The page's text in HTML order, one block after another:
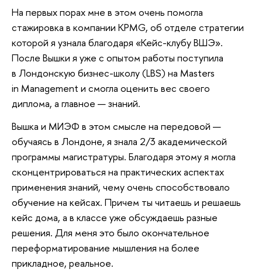
На первых порах мне в этом очень помогла
стажировка в компании KPMG, об отделе стратегии
которой я узнала благодаря «Кейс-клубу ВШЭ».
После Вышки я уже с опытом работы поступила
в Лондонскую бизнес-школу (LBS) на Masters
in Management и смогла оценить вес своего
диплома, а главное — знаний.
Вышка и МИЭФ в этом смысле на передовой —
обучаясь в Лондоне, я знала 2/3 академической
программы магистратуры. Благодаря этому я могла
сконцентрироваться на практических аспектах
применения знаний, чему очень способствовало
обучение на кейсах. Причем ты читаешь и решаешь
кейс дома, а в классе уже обсуждаешь разные
решения. Для меня это было окончательное
переформатирование мышления на более
прикладное, реальное.